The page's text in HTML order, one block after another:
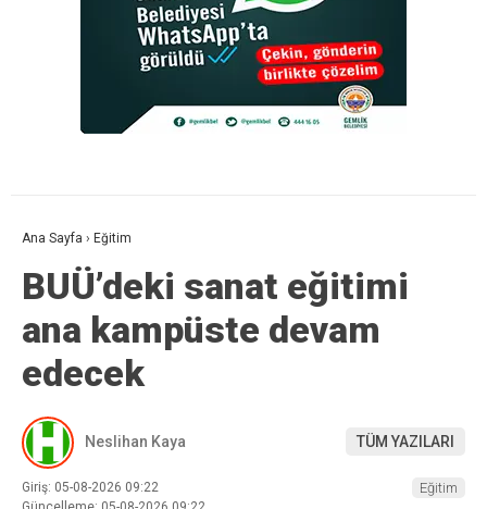
Ana Sayfa › Eğitim
BUÜ’deki sanat eğitimi
ana kampüste devam
edecek
Neslihan Kaya TÜM YAZILARI
Giriş: 05-08-2026 09:22
Eğitim